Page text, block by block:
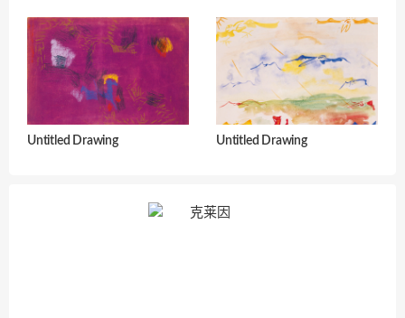
Untitled Drawing Untitled Drawing